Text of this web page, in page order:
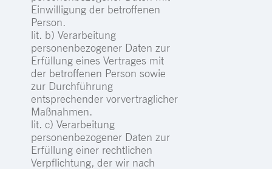
Einwilligung der betroffenen
Person.
lit. b) Verarbeitung
personenbezogener Daten zur
Erfüllung eines Vertrages mit
der betroffenen Person sowie
zur Durchführung
entsprechender vorvertraglicher
Maßnahmen.
lit. c) Verarbeitung
personenbezogener Daten zur
Erfüllung einer rechtlichen
Verpflichtung, der wir nach